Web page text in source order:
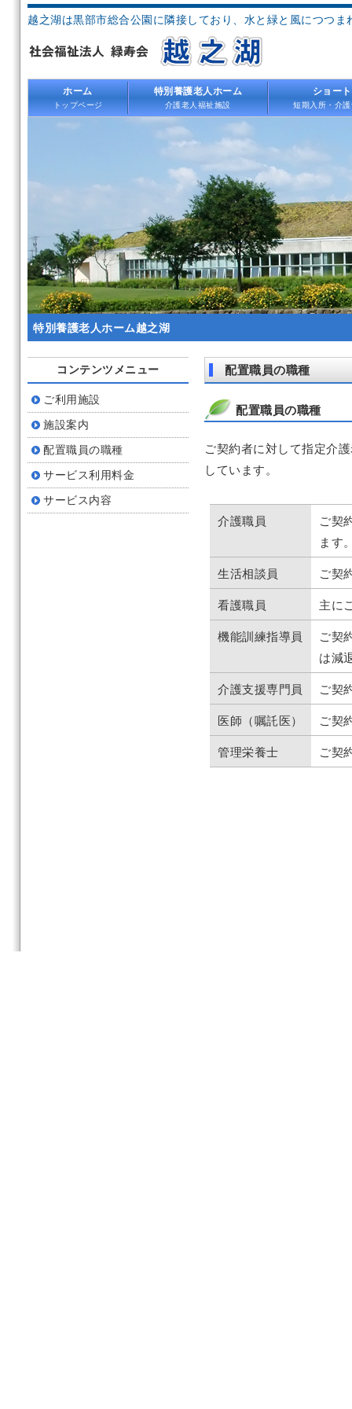
越之湖は黒部市総合公園に隣接しており、水と緑と風につつ
ホーム
トップページ
特別養護老人ホーム
介護老人福祉施設
ショー
短期入所・介
特別養護老人ホーム越之湖
配置職員の職種
配置職員の職種
ご契約者に対して指定介
しています。
介護職員
ご契
ます
生活相談員 ご契
看護職員 主に
機能訓練指導員
ご契
は減
介護支援専門員 ご契
医師（嘱託医） ご契
管理栄養士 ご契
コンテンツメニュー
ご利用施設
施設案内
配置職員の職種
サービス利用料金
サービス内容